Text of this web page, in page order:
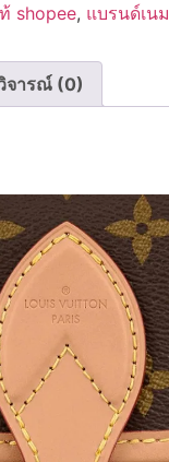
shopee, แบรนด์เนม
จารณ์ (0)